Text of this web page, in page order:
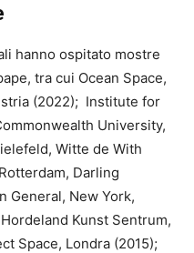
hanno ospitato mostre
tra cui Ocean Space,
(2022); Institute for
University,
Witte de With
Darling
General, New York,
Kunst Sentrum,
Space, Londra (2015);